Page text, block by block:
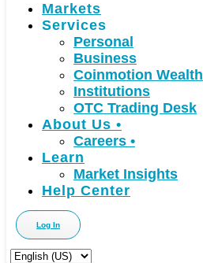
Markets
Services
Personal
Business
Coinmotion Wealth
Institutions
OTC Trading Desk
About Us •
Careers •
Learn
Market Insights
Help Center
Log In
Choose